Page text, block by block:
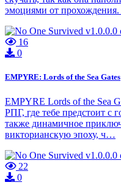
эмоциями от
16
0
EMPYRE: Lords of the Sea Gates
EMPYRE Lords of the Sea
РПГ, где тебе предстоит с
также динамичное
викторианскую эпоху, ч…
22
0